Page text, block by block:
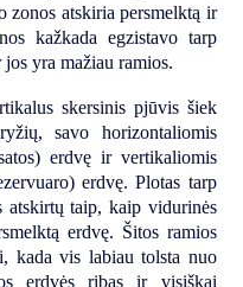
zonos atskiria persmelktą ir
kažkada egzistavo tarp
yra mažiau ramios.
skersinis pjūvis šiek
savo horizontaliomis
erdvę ir vertikaliomis
erdvę. Plotas tarp
atskirtų taip, kaip vidurinės
erdvę. Šitos ramios
kada vis labiau tolsta nuo
erdvės ribas ir visiškai